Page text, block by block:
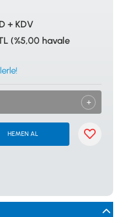
resmi satış kanalıdır.
+ KDV
(%5,00 havale
HEMEN AL